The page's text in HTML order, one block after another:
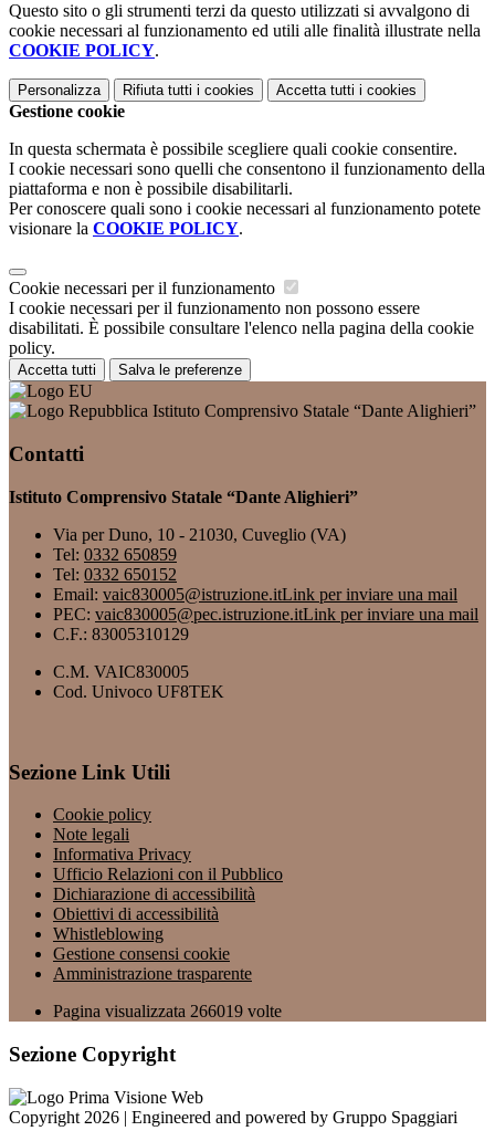
Questo sito o gli strumenti terzi da questo utilizzati si avvalgono di
cookie necessari al funzionamento ed utili alle finalità illustrate nella
COOKIE POLICY.
Personalizza Rifiuta tutti i cookies Accetta tutti i cookies
Gestione cookie
In questa schermata è possibile scegliere quali cookie consentire.
I cookie necessari sono quelli che consentono il funzionamento della
piattaforma e non è possibile disabilitarli.
Per conoscere quali sono i cookie necessari al funzionamento potete
visionare la COOKIE POLICY.
Cookie necessari per il funzionamento
I cookie necessari per il funzionamento non possono essere
disabilitati. È possibile consultare l'elenco nella pagina della cookie
policy.
Accetta tutti Salva le preferenze
Istituto Comprensivo Statale “Dante Alighieri”
Contatti
Istituto Comprensivo Statale “Dante Alighieri”
Via per Duno, 10 - 21030, Cuveglio (VA)
Tel: 0332 650859
Tel: 0332 650152
Email: vaic830005@istruzione.itLink per inviare una mail
PEC: vaic830005@pec.istruzione.itLink per inviare una mail
C.F.: 83005310129
C.M. VAIC830005
Cod. Univoco UF8TEK
Sezione Link Utili
Cookie policy
Note legali
Informativa Privacy
Ufficio Relazioni con il Pubblico
Dichiarazione di accessibilità
Obiettivi di accessibilità
Whistleblowing
Gestione consensi cookie
Amministrazione trasparente
Pagina visualizzata 266019 volte
Sezione Copyright
Copyright 2026 | Engineered and powered by Gruppo Spaggiari